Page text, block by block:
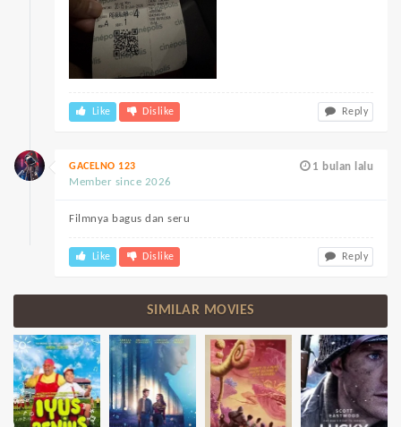
Like Dislike Reply
1 bulan lalu
GACELNO 123
Member since 2026
Filmnya bagus dan seru
Like Dislike Reply
SIMILAR MOVIES